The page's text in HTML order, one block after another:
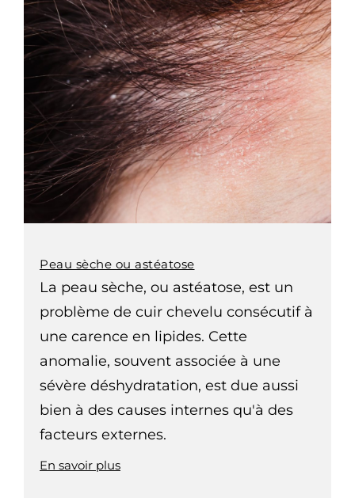
Peau sèche ou astéatose
La peau sèche, ou astéatose, est un
problème de cuir chevelu consécutif à
une carence en lipides. Cette
anomalie, souvent associée à une
sévère déshydratation, est due aussi
bien à des causes internes qu'à des
facteurs externes.
En savoir plus